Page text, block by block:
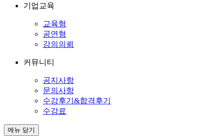
기업교육
교육형
공연형
강의의뢰
커뮤니티
공지사항
문의사항
수강후기&합격후기
수강료
메뉴 닫기